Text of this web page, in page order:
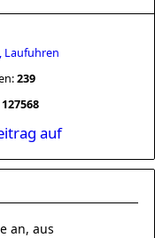
Laufuhren
239
127568
auf
an, aus